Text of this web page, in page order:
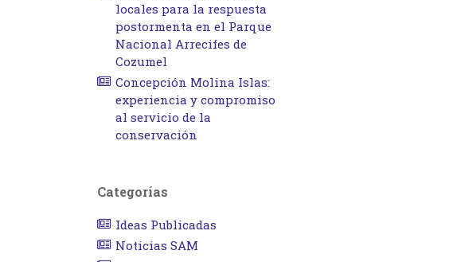
locales para la respuesta
postormenta en el Parque
Nacional Arrecifes de
Cozumel
Concepción Molina Islas:
experiencia y compromiso
al servicio de la
conservación
Categorías
Ideas Publicadas
Noticias SAM